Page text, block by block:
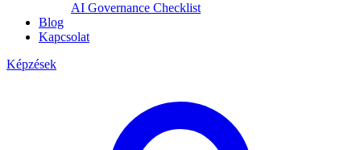
AI Governance Checklist
Blog
Kapcsolat
Képzések